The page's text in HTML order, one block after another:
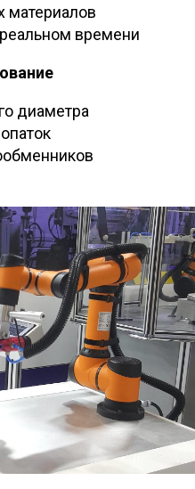
материалов
времени
диаметра